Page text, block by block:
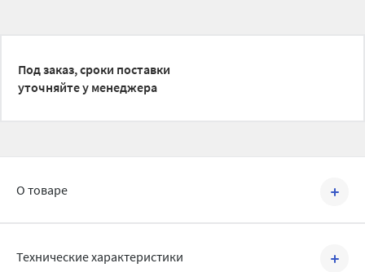
Под заказ, сроки поставки
уточняйте у менеджера
О товаре
Технические характеристики